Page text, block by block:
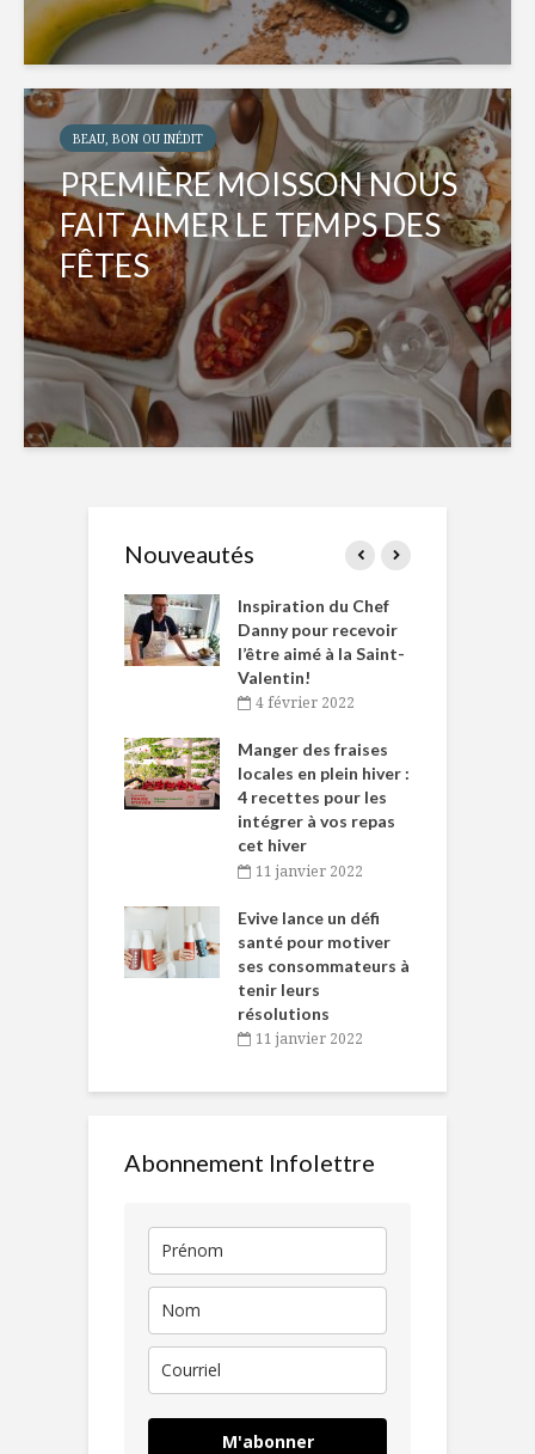
BEAU, BON OU INÉDIT
PREMIÈRE MOISSON NOUS
FAIT AIMER LE TEMPS DES
FÊTES
Nouveautés
Inspiration du Chef
Danny pour recevoir
l’être aimé à la Saint-
Valentin!
4 février 2022
Manger des fraises
locales en plein hiver :
4 recettes pour les
intégrer à vos repas
cet hiver
11 janvier 2022
Evive lance un défi
santé pour motiver
ses consommateurs à
tenir leurs
résolutions
11 janvier 2022
Abonnement Infolettre
M'abonner